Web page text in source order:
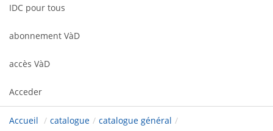
IDC pour tous
abonnement VàD
accès VàD
Acceder
Accueil / catalogue / catalogue général /